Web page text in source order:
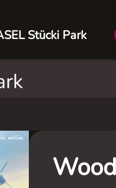
Stücki Park